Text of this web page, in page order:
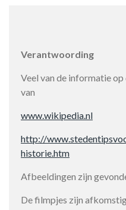
Verantwoording
Veel van de informatie
van
www.wikipedia.nl
http://
historie.htm
Afbeeldingen zijn
De filmpjes zijn